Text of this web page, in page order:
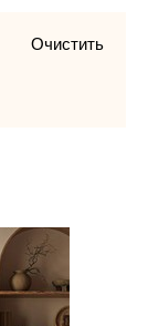
Очистить